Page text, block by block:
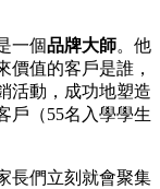
一個品牌大師。他
價值的客戶是誰，
活動，成功地塑造
戶（55名入學學生
長們立刻就會聚集